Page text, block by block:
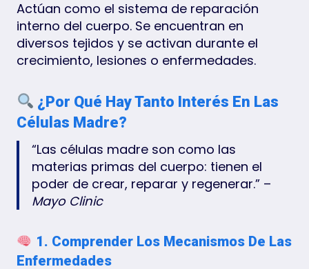
Actúan como el sistema de reparación
interno del cuerpo. Se encuentran en
diversos tejidos y se activan durante el
crecimiento, lesiones o enfermedades.
¿Por Qué Hay Tanto Interés En Las
Células Madre?
“Las células madre son como las
materias primas del cuerpo: tienen el
poder de crear, reparar y regenerar.” –
Mayo Clinic
1. Comprender Los Mecanismos De Las
Enfermedades